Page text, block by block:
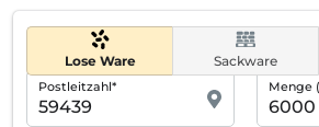
Lose Ware Sackware
Postleitzahl* Menge